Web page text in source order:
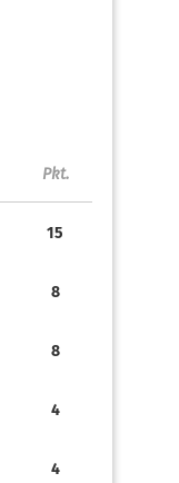
Pkt.
15
8
8
4
4